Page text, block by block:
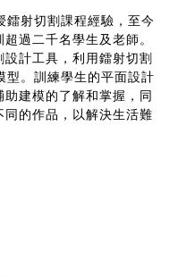
射切割課程經驗，至今
過二千名學生及老師。
計工具，利用鐳射切割
。訓練學生的平面設計
建模的了解和掌握，同
的作品，以解決生活難